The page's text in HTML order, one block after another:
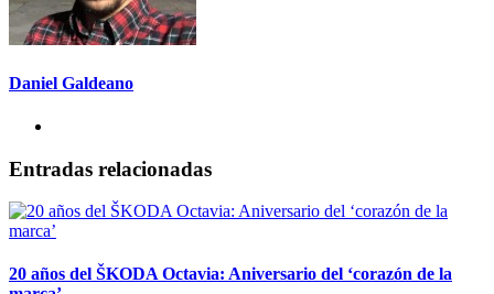
Daniel Galdeano
Entradas relacionadas
20 años del ŠKODA Octavia: Aniversario del ‘corazón de la